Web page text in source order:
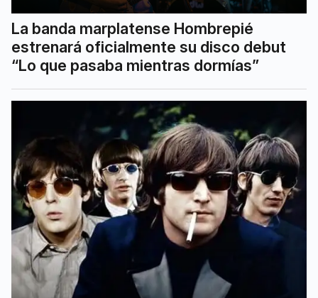
La banda marplatense Hombrepié
estrenará oficialmente su disco debut
“Lo que pasaba mientras dormías”